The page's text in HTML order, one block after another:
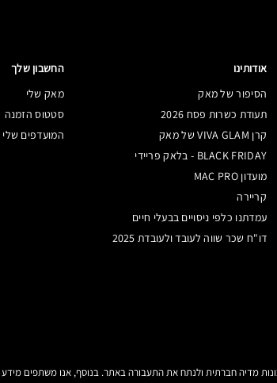
אודותינו
הסיפור של מאק
תעודת כשרות פסח 2026
קרן VIVA GLAM של מאק
BLACK FRIDAY - בלאק פריידי
מועדון MAC PRO
קריירה
עמדתנו כלפי ניסויים בבעלי חיים
דו"ח שכר שווה לעובד ולעובדת 2025
החשבון שלך
מאק שלי
סטטוס הזמנה
המועדפים שלי